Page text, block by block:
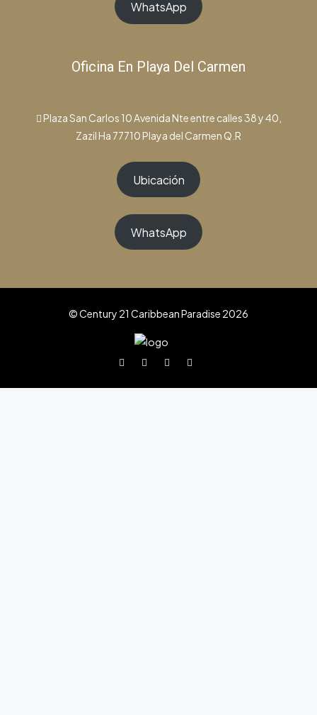
WhatsApp
Oficina En Playa Del Carmen
Plaza San Carlos 10 Avenida Nte entre calles 38 y 40,
Zazil Ha 77710 Playa del Carmen Q.R
Ubicación
WhatsApp
© Century 21 Caribbean Paradise 2026